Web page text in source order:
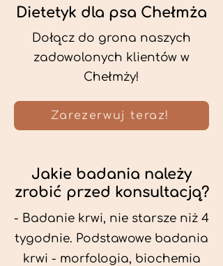
Dietetyk dla psa Chełmża
Dołącz do grona naszych
zadowolonych klientów w
Chełmży!
Zarezerwuj teraz!
Jakie badania należy
zrobić przed konsultacją?
- Badanie krwi, nie starsze niż 4
tygodnie. Podstawowe badania
krwi - morfologia, biochemia